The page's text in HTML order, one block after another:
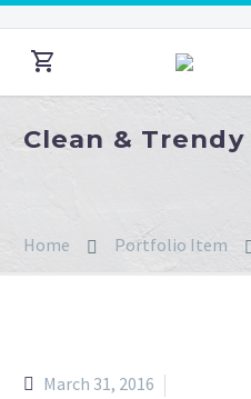
Clean & Trendy
Home Portfolio Item
March 31, 2016